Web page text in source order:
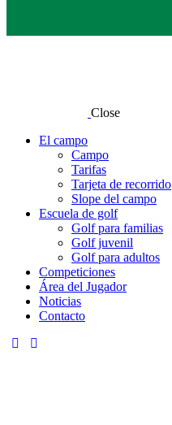
Close
El campo
Campo
Tarifas
Tarjeta de recorrido
Slope del campo
Escuela de golf
Golf para familias
Golf juvenil
Golf para adultos
Competiciones
Área del Jugador
Noticias
Contacto